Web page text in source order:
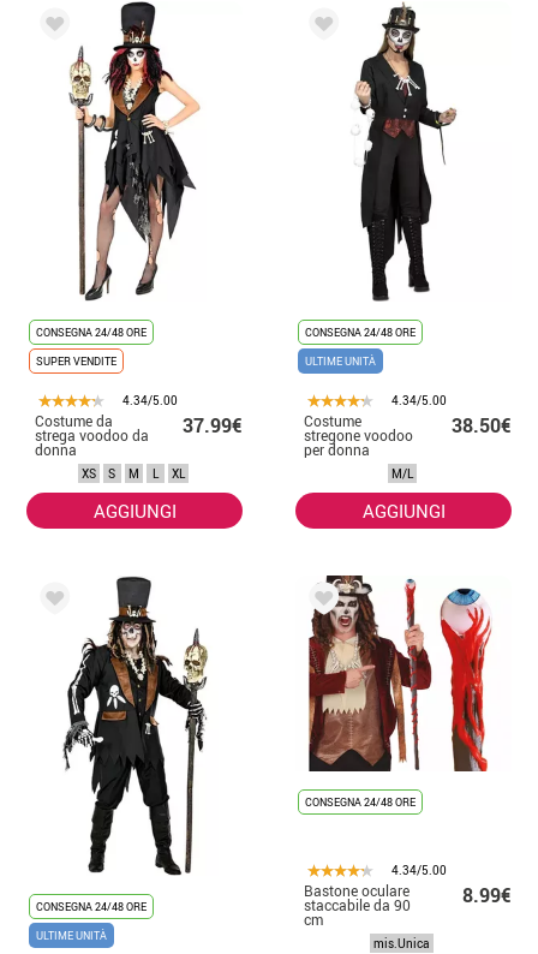
CONSEGNA 24/48 ORE
SUPER VENDITE
4.34/5.00
Costume da
strega voodoo da
donna
37.99€
XS S M L XL
AGGIUNGI
CONSEGNA 24/48 ORE
ULTIME UNITÀ
4.34/5.00
Costume
stregone voodoo
per donna
38.50€
M/L
AGGIUNGI
CONSEGNA 24/48 ORE
ULTIME UNITÀ
CONSEGNA 24/48 ORE
4.34/5.00
Bastone oculare
staccabile da 90
cm
8.99€
mis.Unica